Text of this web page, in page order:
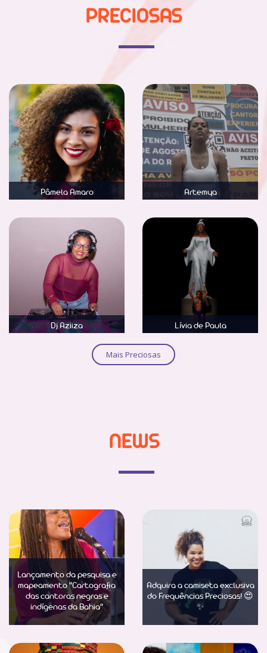
PRECIOSAS
Pâmela Amaro Artemya
Dj Aziiza Lívia de Paula
Mais Preciosas
NEWS
Lançamento da pesquisa e
mapeamento "Cartografia
das cantoras negras e
indígenas da Bahia"
Adquira a camiseta exclusiva
do Frequências Preciosas! 😍
✨